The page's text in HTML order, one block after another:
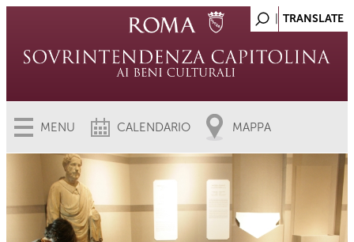
MENU CALENDARIO MAPPA